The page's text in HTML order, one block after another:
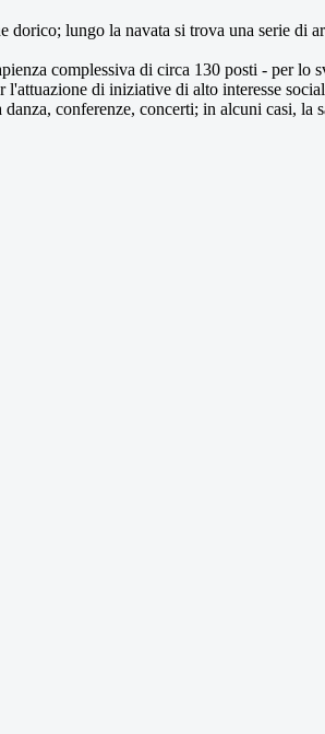
lungo la navata si trova una serie di
complessiva di circa 130 posti - per
di iniziative di alto interesse
conferenze, concerti; in alcuni casi, la